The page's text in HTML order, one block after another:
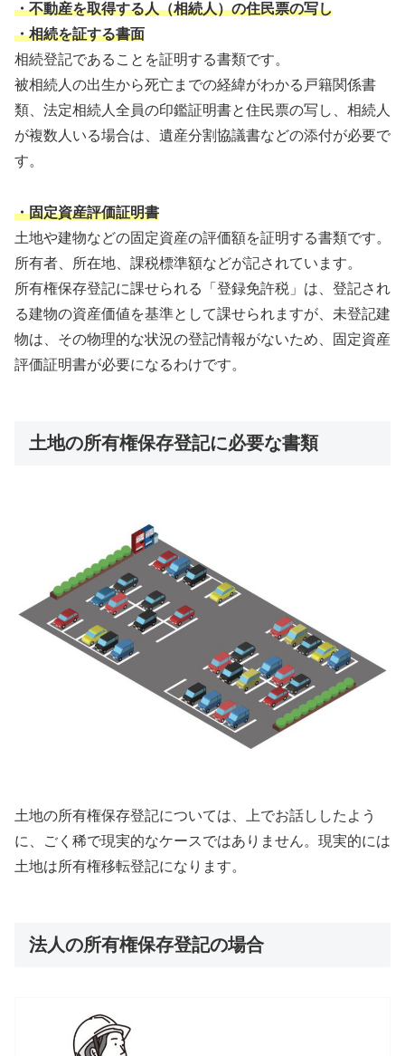
・不動産を取得する人（相続人）の住民票の写し
・相続を証する書面
相続登記であることを証明する書類です。
被相続人の出生から死亡までの経緯がわかる戸籍関係書
類、法定相続人全員の印鑑証明書と住民票の写し、相続人
が複数人いる場合は、遺産分割協議書などの添付が必要で
す。
・固定資産評価証明書
土地や建物などの固定資産の評価額を証明する書類です。
所有者、所在地、課税標準額などが記されています。
所有権保存登記に課せられる「登録免許税」は、登記され
る建物の資産価値を基準として課せられますが、未登記建
物は、その物理的な状況の登記情報がないため、固定資産
評価証明書が必要になるわけです。
土地の所有権保存登記に必要な書類
土地の所有権保存登記については、上でお話ししたよう
に、ごく稀で現実的なケースではありません。現実的には
土地は所有権移転登記になります。
法人の所有権保存登記の場合